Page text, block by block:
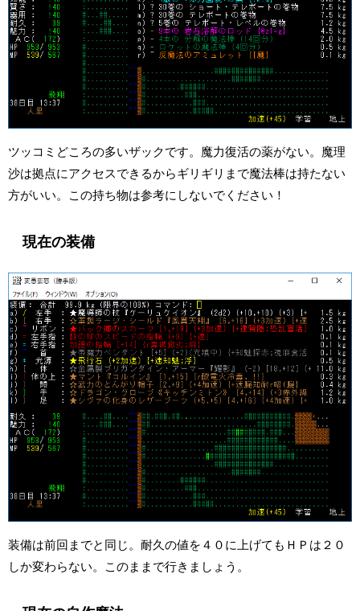
ツッコミどころの多いザックです。魔力復活の薬がない。魔理
沙は拠点にアクセスできるからギリギリまで魔法棒は持たない
方がいい。この持ち物は参考にしないでください！
現在の装備
装備は前回までと同じ。耐久の値を４０に上げてもＨＰは２０
しか変わらない。このままで行きましょう。